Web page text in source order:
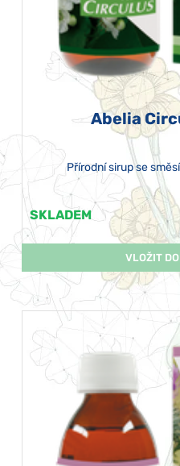
Abelia
Přírodní sirup se
SKLADEM
VLOŽIT